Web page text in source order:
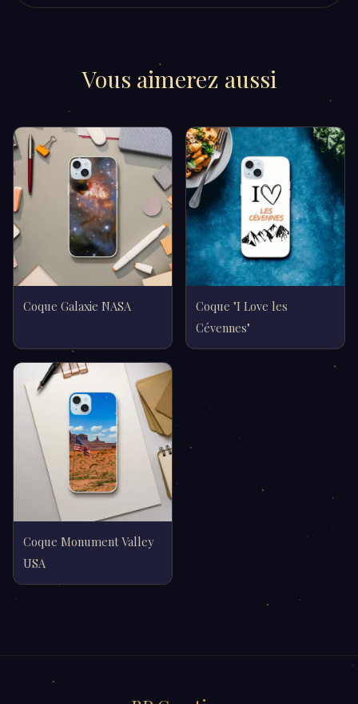
Vous aimerez aussi
Coque Galaxie NASA
Coque "I Love les
Cévennes"
Coque Monument Valley
USA